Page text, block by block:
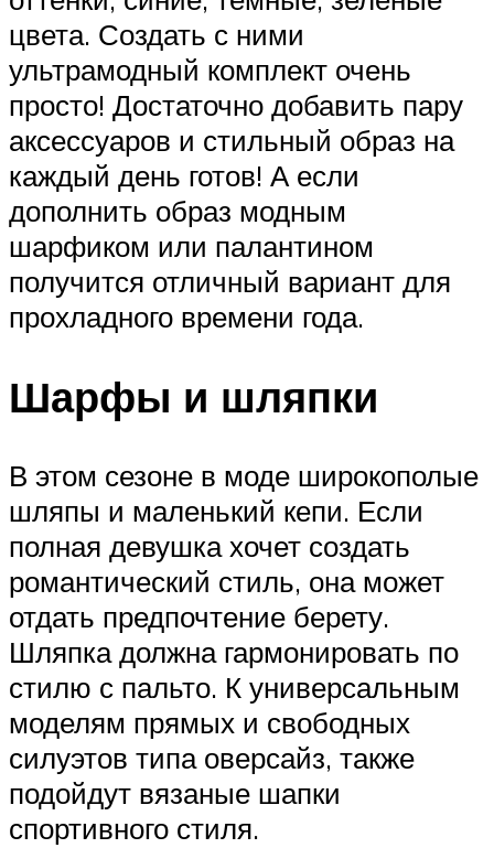
цвета. Создать с ними
ультрамодный комплект очень
просто! Достаточно добавить пару
аксессуаров и стильный образ на
каждый день готов! А если
дополнить образ модным
шарфиком или палантином
получится отличный вариант для
прохладного времени года.
Шарфы и шляпки
В этом сезоне в моде широкополые
шляпы и маленький кепи. Если
полная девушка хочет создать
романтический стиль, она может
отдать предпочтение берету.
Шляпка должна гармонировать по
стилю с пальто. К универсальным
моделям прямых и свободных
силуэтов типа оверсайз, также
подойдут вязаные шапки
спортивного стиля.